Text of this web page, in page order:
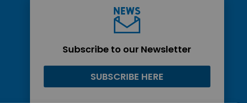
Subscribe to our Newsletter
SUBSCRIBE HERE